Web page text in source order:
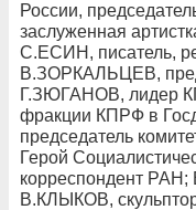
России,
заслуженная
С.ЕСИН, писатель,
В.ЗОРКАЛЬЦЕВ,
Г.ЗЮГАНОВ, лидер
фракции КПРФ в
председатель
Герой
корреспондент
В.КЛЫКОВ,